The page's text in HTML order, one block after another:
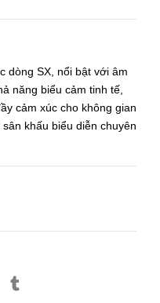
dòng SX, nổi bật với âm
năng biểu cảm tinh tế,
cảm xúc cho không gian
khấu biểu diễn chuyên